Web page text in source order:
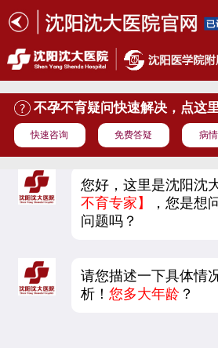
不孕不育疑问快速解决，点这
快速咨询 免费答疑 病
您好，这里是沈阳沈
不育专家】
，您是想
问题吗？
请您描述一下具体情
析！您多大年龄 ？